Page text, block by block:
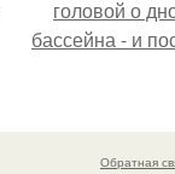
головой о
бассейна - и
странным
Обратная